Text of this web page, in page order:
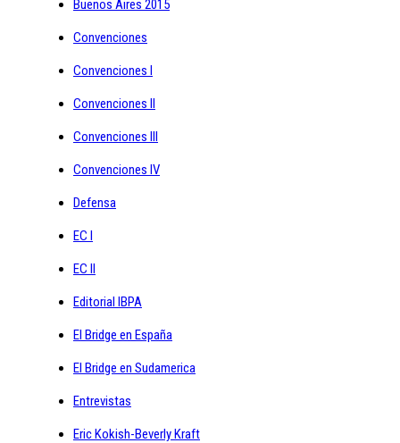
Buenos Aires 2015
Convenciones
Convenciones I
Convenciones II
Convenciones III
Convenciones IV
Defensa
EC I
EC II
Editorial IBPA
El Bridge en España
El Bridge en Sudamerica
Entrevistas
Eric Kokish-Beverly Kraft